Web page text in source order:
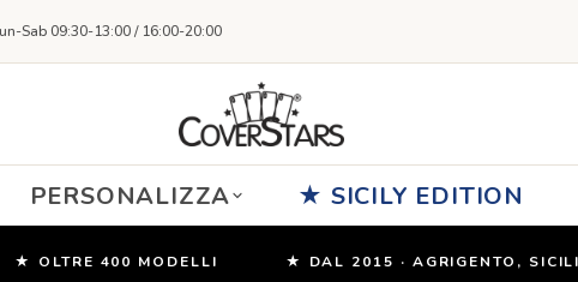
Sab 09:30-13:00 / 16:00-20:00
PERSONALIZZA ★ SICILY EDITION
400 MODELLI ★ DAL 2015 · AGRIGENTO, SICILIA